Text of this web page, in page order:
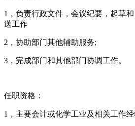
1，负责行政文件，会议纪要，起草
送工作
2，协助部门其他辅助服务;
3，完成部门和其他部门协调工作。
任职资格：
1，主要会计或化学工业及相关工作